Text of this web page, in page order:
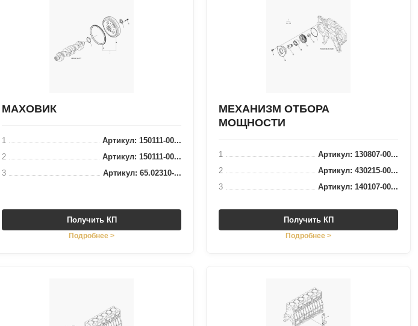
МАХОВИК
1
Артикул: 150111-00...
2
Артикул: 150111-00...
3
Артикул: 65.02310-...
Получить КП
Подробнее >
МЕХАНИЗМ ОТБОРА
МОЩНОСТИ
1
Артикул: 130807-00...
2
Артикул: 430215-00...
3
Артикул: 140107-00...
Получить КП
Подробнее >